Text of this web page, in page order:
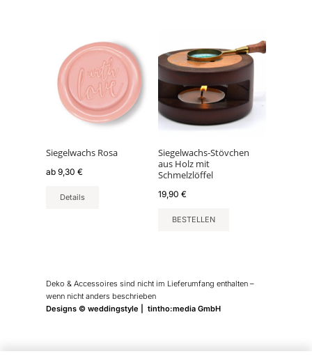
Siegelwachs Rosa
ab 9,30 €
Details
Produkt
weist
mehrere
Varianten
auf.
können
auf
Produktseite
Siegelwachs-Stövchen
aus Holz mit
Schmelzlöffel
19,90€
BESTELLEN
Deko & Accessoires sind nicht im Lieferumfang enthalten –
wenn nicht anders beschrieben
Designs © weddingstyle | tintho:media GmbH